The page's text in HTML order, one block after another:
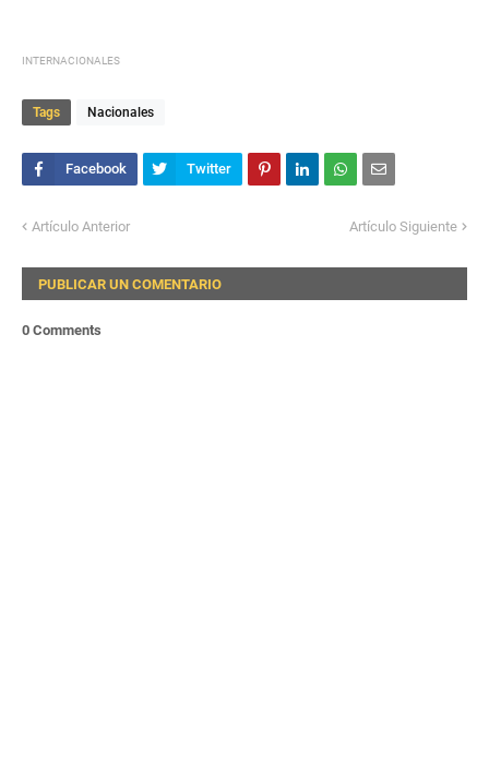
INTERNACIONALES
Tags Nacionales
Artículo Anterior Artículo Siguiente
PUBLICAR UN COMENTARIO
0 Comments